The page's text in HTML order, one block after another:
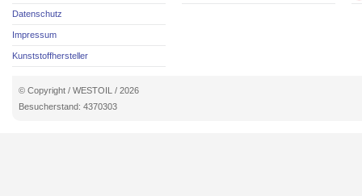
Datenschutz
Impressum
Kunststoffhersteller
© Copyright / WESTOIL / 2026
Besucherstand: 4370303